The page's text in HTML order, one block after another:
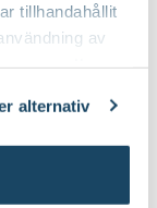
tillhandahållit
av
alternativ